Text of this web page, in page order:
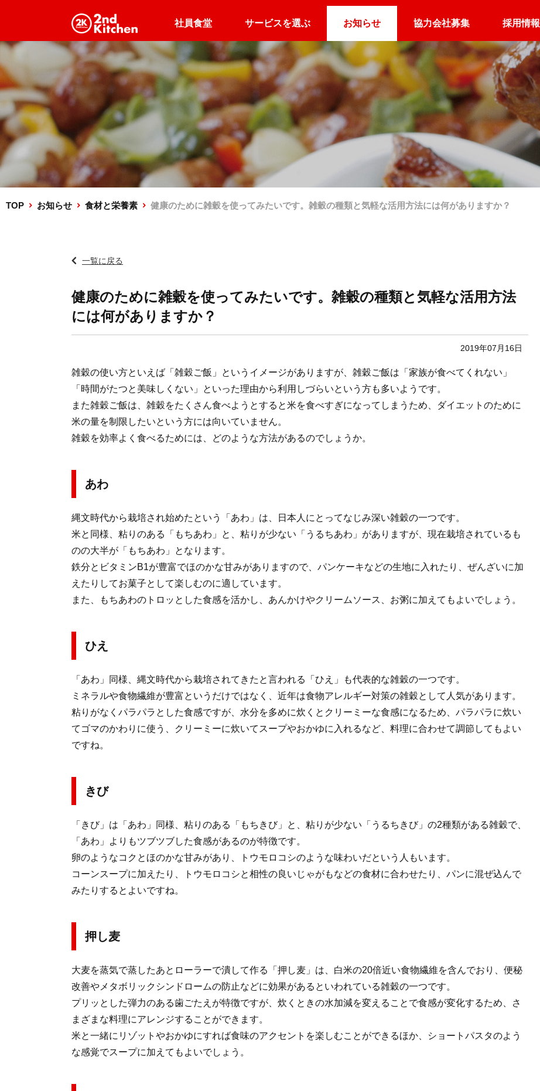
社員食堂 サービスを選ぶ
企業向け
500円出張食堂
企業・高齢者施設向け
食堂運営
企業向け
オフィスの置き弁
ホテル向け
朝食デリバリー
アスリート向け
アスリートのごはん
お知らせ 協力会社募集 採用情報
ケータリングQ&A
TOP お知らせ 食材と栄養素 健康のために雑穀を使ってみたいです。雑穀の種類と気軽な活用方法には何がありますか？
一覧に戻る
健康のために雑穀を使ってみたいです。雑穀の種類と気軽な活用方法
には何がありますか？
2019年07月16日
雑穀の使い方といえば「雑穀ご飯」というイメージがありますが、雑穀ご飯は「家族が食べてくれない」
「時間がたつと美味しくない」といった理由から利用しづらいという方も多いようです。
また雑穀ご飯は、雑穀をたくさん食べようとすると米を食べすぎになってしまうため、ダイエットのために
米の量を制限したいという方には向いていません。
雑穀を効率よく食べるためには、どのような方法があるのでしょうか。
あわ
縄文時代から栽培され始めたという「あわ」は、日本人にとってなじみ深い雑穀の一つです。
米と同様、粘りのある「もちあわ」と、粘りが少ない「うるちあわ」がありますが、現在栽培されているも
のの大半が「もちあわ」となります。
鉄分とビタミンB1が豊富でほのかな甘みがありますので、パンケーキなどの生地に入れたり、ぜんざいに加
えたりしてお菓子として楽しむのに適しています。
また、もちあわのトロッとした食感を活かし、あんかけやクリームソース、お粥に加えてもよいでしょう。
ひえ
「あわ」同様、縄文時代から栽培されてきたと言われる「ひえ」も代表的な雑穀の一つです。
ミネラルや食物繊維が豊富というだけではなく、近年は食物アレルギー対策の雑穀として人気があります。
粘りがなくパラパラとした食感ですが、水分を多めに炊くとクリーミーな食感になるため、パラパラに炊い
てゴマのかわりに使う、クリーミーに炊いてスープやおかゆに入れるなど、料理に合わせて調節してもよい
ですね。
きび
「きび」は「あわ」同様、粘りのある「もちきび」と、粘りが少ない「うるちきび」の2種類がある雑穀で、
「あわ」よりもツブツブした食感があるのが特徴です。
卵のようなコクとほのかな甘みがあり、トウモロコシのような味わいだという人もいます。
コーンスープに加えたり、トウモロコシと相性の良いじゃがもなどの食材に合わせたり、パンに混ぜ込んで
みたりするとよいですね。
押し麦
大麦を蒸気で蒸したあとローラーで潰して作る「押し麦」は、白米の20倍近い食物繊維を含んでおり、便秘
改善やメタボリックシンドロームの防止などに効果があるといわれている雑穀の一つです。
プリッとした弾力のある歯ごたえが特徴ですが、炊くときの水加減を変えることで食感が変化するため、さ
まざまな料理にアレンジすることができます。
米と一緒にリゾットやおかゆにすれば食味のアクセントを楽しむことができるほか、ショートパスタのよう
な感覚でスープに加えてもよいでしょう。